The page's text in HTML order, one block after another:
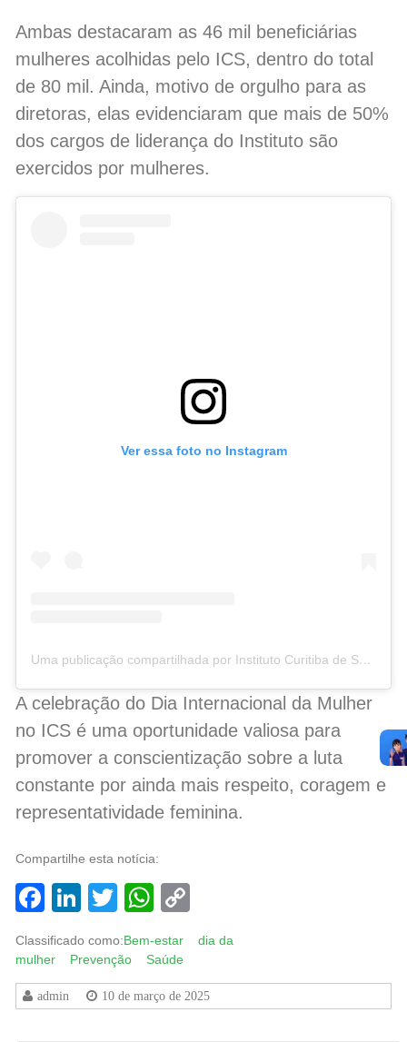
Ambas destacaram as 46 mil beneficiárias
mulheres acolhidas pelo ICS, dentro do total
de 80 mil. Ainda, motivo de orgulho para as
diretoras, elas evidenciaram que mais de 50%
dos cargos de liderança do Instituto são
exercidos por mulheres.
Ver essa foto no Instagram
Uma publicação compartilhada por Instituto Curitiba de Saúde (@icscuritiba)
A celebração do Dia Internacional da Mulher
no ICS é uma oportunidade valiosa para
promover a conscientização sobre a luta
constante por ainda mais respeito, coragem e
representatividade feminina.
Compartilhe esta notícia:
Facebook
LinkedIn
TwitterWhatsApp
Classificado como:Bem-estar
dia da
mulher
Prevenção Saúde
admin 10 de março de 2025